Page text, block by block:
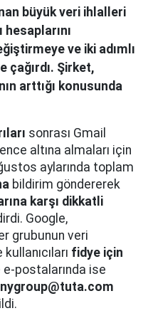
büyük veri ihlalleri
hesaplarını
ve iki adımlı
çağırdı. Şirket,
arttığı konusunda
sonrası Gmail
altına almaları için
aylarında toplam
bildirim göndererek
karşı dikkatli
Google,
grubunun veri
fidye için
e-postalarında ise